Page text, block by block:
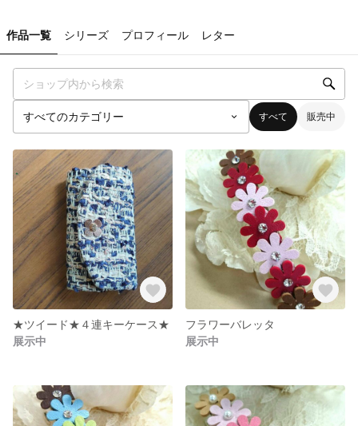
作品一覧 シリーズ プロフィール レター
すべて 販売中
★ツイード★４連キーケース★
展示中
フラワーバレッタ
展示中